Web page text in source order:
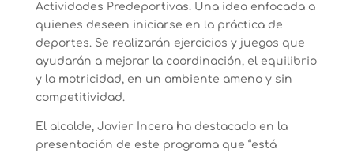
Actividades Predeportivas. Una idea enfocada a
quienes deseen iniciarse en la práctica de
deportes. Se realizarán ejercicios y juegos que
ayudarán a mejorar la coordinación, el equilibrio
y la motricidad, en un ambiente ameno y sin
competitividad.
El alcalde, Javier Incera ha destacado en la
presentación de este programa que “está